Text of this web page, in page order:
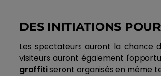
DES INITIATIONS
Les spectateurs auront la chance
visiteurs auront également
graffitiseront organisés en même